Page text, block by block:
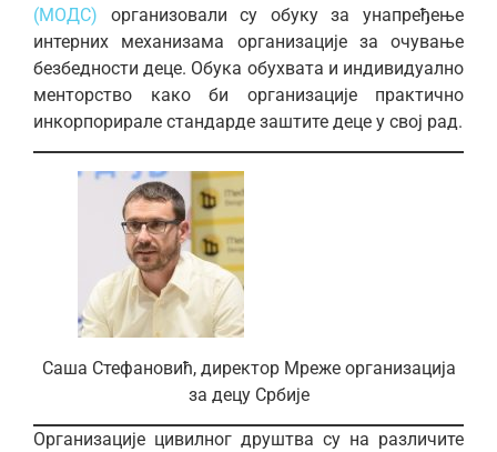
(МОДС) организовали су обуку за унапређење
интерних механизама организације за очување
безбедности деце. Обука обухвата и индивидуално
менторство како би организације практично
инкорпорирале стандарде заштите деце у свој рад.
Саша Стефановић, директор Мреже организација
за децу Србије
Организације цивилног друштва су на различите